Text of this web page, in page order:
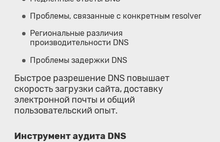
Проблемы, связанные с конкретным resolver
Региональные различия
производительности DNS
Проблемы задержки DNS
Быстрое разрешение DNS повышает
скорость загрузки сайта, доставку
электронной почты и общий
пользовательский опыт.
Инструмент аудита DNS